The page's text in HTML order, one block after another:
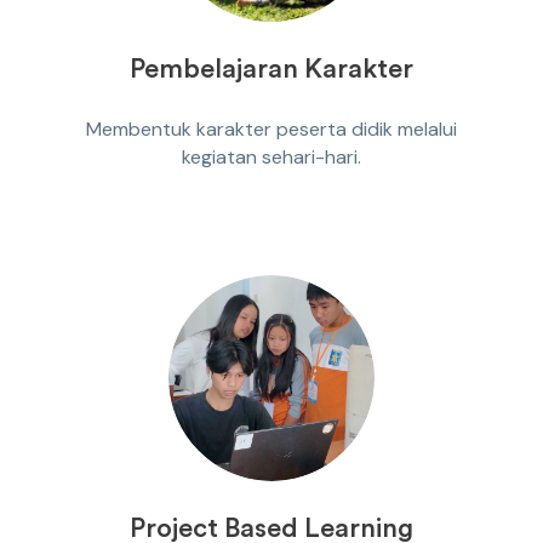
Pembelajaran Karakter
Membentuk karakter peserta didik melalui
kegiatan sehari-hari.
Project Based Learning